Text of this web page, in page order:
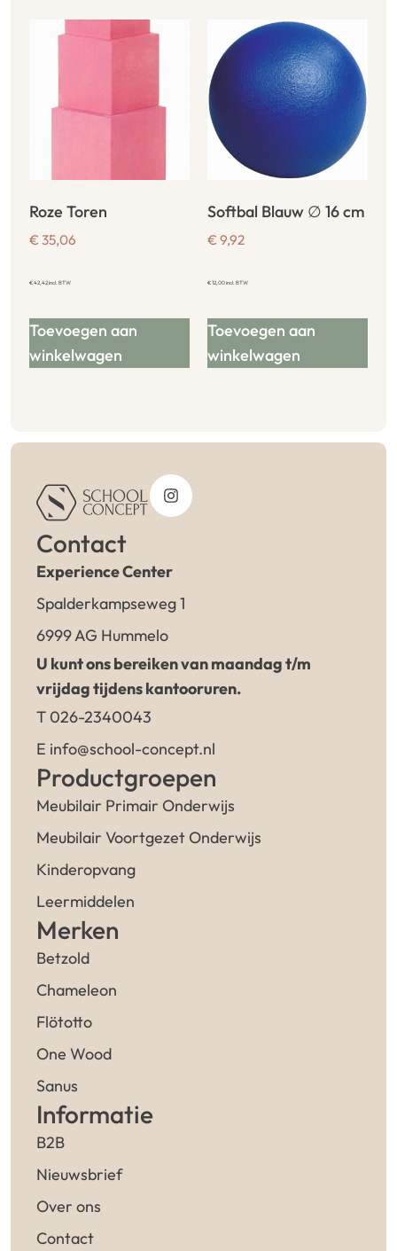
Roze Toren
€ 35,06
€42,42incl. BTW
Toevoegen aan
winkelwagen
Softbal Blauw ∅ 16 cm
€ 9,92
€12,00incl. BTW
Toevoegen aan
winkelwagen
Contact
Experience Center
Spalderkampseweg 1
6999 AG Hummelo
U kunt ons bereiken van maandag t/m
vrijdag tijdens kantooruren.
T 026-2340043
E info@school-concept.nl
Productgroepen
Meubilair Primair Onderwijs
Meubilair Voortgezet Onderwijs
Kinderopvang
Leermiddelen
Merken
Betzold
Chameleon
Flötotto
One Wood
Sanus
Informatie
B2B
Nieuwsbrief
Over ons
Contact